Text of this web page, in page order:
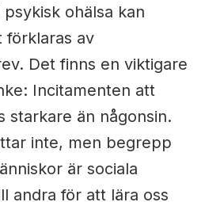
ohälsa kan
förklaras av
Det finns en viktigare
Incitamenten att
starkare än någonsin.
inte, men begrepp
är sociala
andra för att lära oss